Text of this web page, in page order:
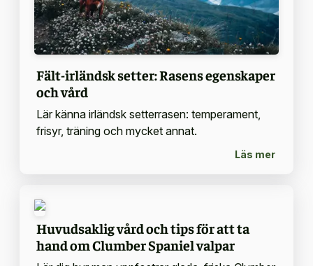
Fält-irländsk setter: Rasens egenskaper
och vård
Lär känna irländsk setterrasen: temperament,
frisyr, träning och mycket annat.
Läs mer
Huvudsaklig vård och tips för att ta
hand om Clumber Spaniel valpar